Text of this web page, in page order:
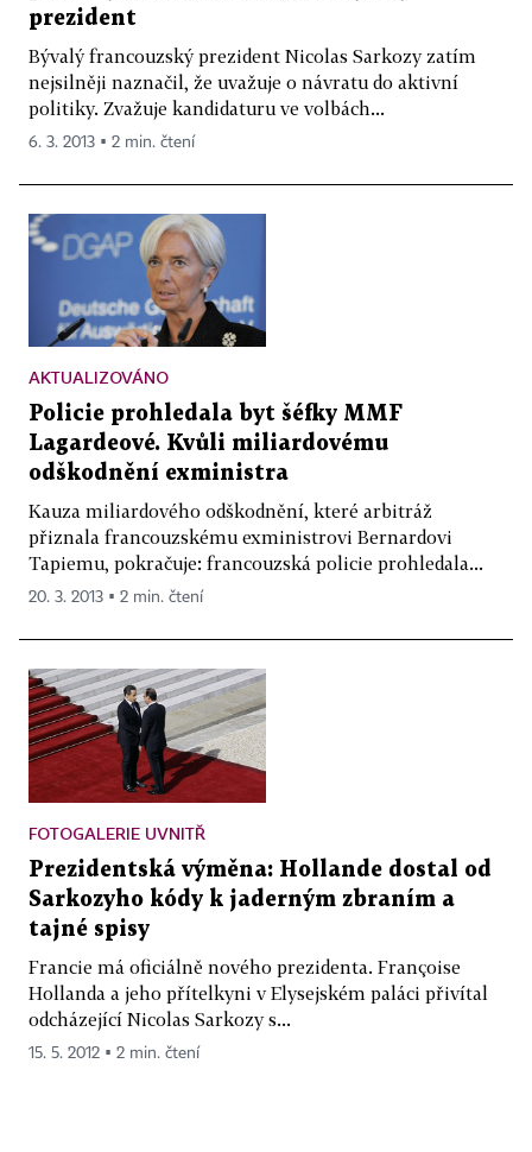
prezident
Bývalý francouzský prezident Nicolas Sarkozy zatím
nejsilněji naznačil, že uvažuje o návratu do aktivní
politiky. Zvažuje kandidaturu ve volbách...
6. 3. 2013 ▪ 2 min. čtení
AKTUALIZOVÁNO
Policie prohledala byt šéfky MMF
Lagardeové. Kvůli miliardovému
odškodnění exministra
Kauza miliardového odškodnění, které arbitráž
přiznala francouzskému exministrovi Bernardovi
Tapiemu, pokračuje: francouzská policie prohledala...
20. 3. 2013 ▪ 2 min. čtení
FOTOGALERIE UVNITŘ
Prezidentská výměna: Hollande dostal od
Sarkozyho kódy k jaderným zbraním a
tajné spisy
Francie má oficiálně nového prezidenta. Françoise
Hollanda a jeho přítelkyni v Elysejském paláci přivítal
odcházející Nicolas Sarkozy s...
15. 5. 2012 ▪ 2 min. čtení